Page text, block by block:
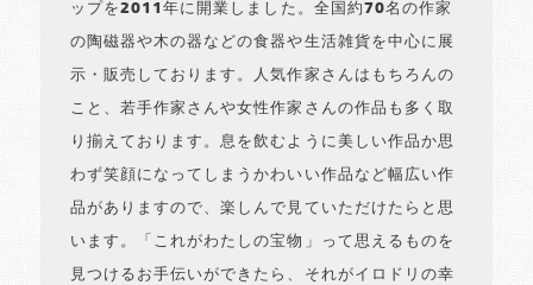
ップを2011年に開業しました。全国約70名の作家
の陶磁器や木の器などの食器や生活雑貨を中心に展
示・販売しております。人気作家さんはもちろんの
こと、若手作家さんや女性作家さんの作品も多く取
り揃えております。息を飲むように美しい作品か思
わず笑顔になってしまうかわいい作品など幅広い作
品がありますので、楽しんで見ていただけたらと思
います。「これがわたしの宝物」って思えるものを
見つけるお手伝いができたら、それがイロドリの幸